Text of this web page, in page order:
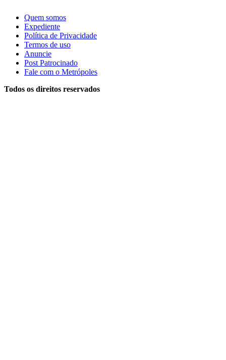
Quem somos
Expediente
Política de Privacidade
Termos de uso
Anuncie
Post Patrocinado
Fale com o Metrópoles
Todos os direitos reservados